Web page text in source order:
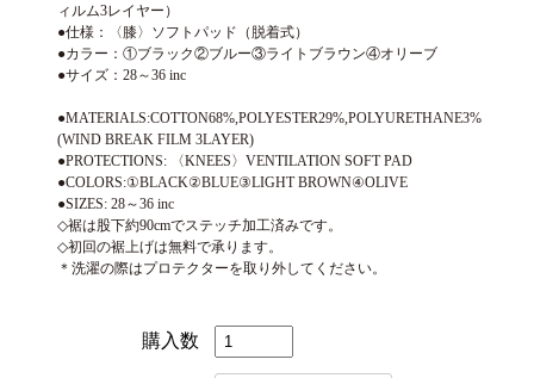
ィルム3レイヤー）
●仕様：〈膝〉ソフトパッド（脱着式）
●カラー：①ブラック②ブルー③ライトブラウン④オリーブ
●サイズ：28～36 inc
●MATERIALS:COTTON68%,POLYESTER29%,POLYURETHANE3%
(WIND BREAK FILM 3LAYER)
●PROTECTIONS: 〈KNEES〉VENTILATION SOFT PAD
●COLORS:①BLACK②BLUE③LIGHT BROWN④OLIVE
●SIZES: 28～36 inc
◇裾は股下約90cmでステッチ加工済みです。
◇初回の裾上げは無料で承ります。
＊洗濯の際はプロテクターを取り外してください。
購入数